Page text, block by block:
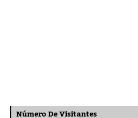
Número De Visitantes